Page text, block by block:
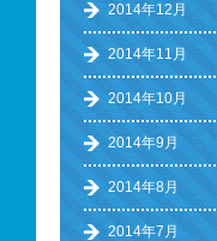
2014年12月
2014年11月
2014年10月
2014年9月
2014年8月
2014年7月